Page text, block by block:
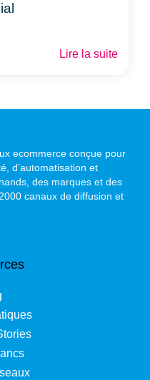
Lire la suite
ecommerce conçue pour
d’automatisation et
des marques et des
canaux de diffusion et